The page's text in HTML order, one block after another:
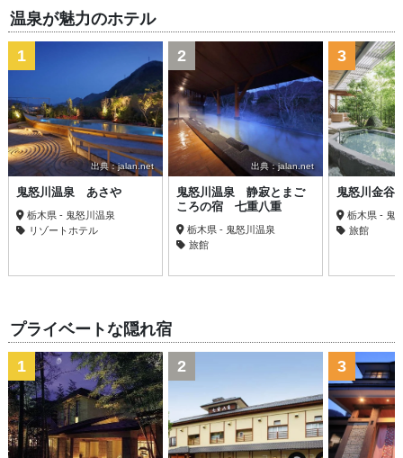
温泉が魅力のホテル
出典：jalan.net
1
鬼怒川温泉 あさや
栃木県 - 鬼怒川温泉
リゾートホテル
出典：jalan.net
2
鬼怒川温泉 静寂とまご
ころの宿 七重八重
栃木県 - 鬼怒川温泉
旅館
3
鬼怒川金谷
栃木県 - 鬼
旅館
プライベートな隠れ宿
1 2 3